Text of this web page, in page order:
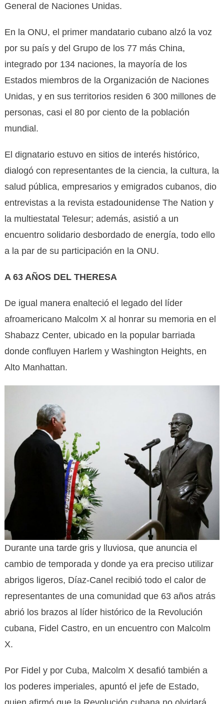
General de Naciones Unidas.
En la ONU, el primer mandatario cubano alzó la voz
por su país y del Grupo de los 77 más China,
integrado por 134 naciones, la mayoría de los
Estados miembros de la Organización de Naciones
Unidas, y en sus territorios residen 6 300 millones de
personas, casi el 80 por ciento de la población
mundial.
El dignatario estuvo en sitios de interés histórico,
dialogó con representantes de la ciencia, la cultura, la
salud pública, empresarios y emigrados cubanos, dio
entrevistas a la revista estadounidense The Nation y
la multiestatal Telesur; además, asistió a un
encuentro solidario desbordado de energía, todo ello
a la par de su participación en la ONU.
A 63 AÑOS DEL THERESA
De igual manera enalteció el legado del líder
afroamericano Malcolm X al honrar su memoria en el
Shabazz Center, ubicado en la popular barriada
donde confluyen Harlem y Washington Heights, en
Alto Manhattan.
Durante una tarde gris y lluviosa, que anuncia el
cambio de temporada y donde ya era preciso utilizar
abrigos ligeros, Díaz-Canel recibió todo el calor de
representantes de una comunidad que 63 años atrás
abrió los brazos al líder histórico de la Revolución
cubana, Fidel Castro, en un encuentro con Malcolm
X.
Por Fidel y por Cuba, Malcolm X desafió también a
los poderes imperiales, apuntó el jefe de Estado,